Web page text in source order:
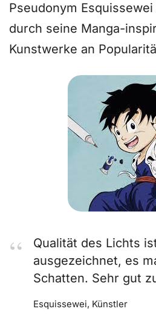
Pseudonym
durch seine Manga-
Kunstwerke an
Qualität des Lichts
ausgezeichnet, es
Schatten. Sehr gut
Esquissewei, Künstler